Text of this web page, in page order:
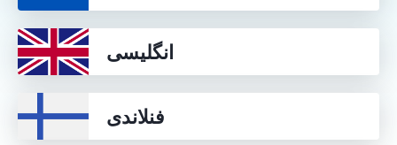
انگلیسی
فنلاندی